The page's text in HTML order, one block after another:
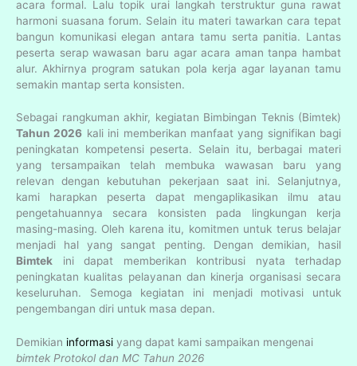
acara formal. Lalu topik urai langkah terstruktur guna rawat
harmoni suasana forum. Selain itu materi tawarkan cara tepat
bangun komunikasi elegan antara tamu serta panitia. Lantas
peserta serap wawasan baru agar acara aman tanpa hambat
alur. Akhirnya program satukan pola kerja agar layanan tamu
semakin mantap serta konsisten.
Sebagai rangkuman akhir, kegiatan Bimbingan Teknis (Bimtek)
Tahun 2026 kali ini memberikan manfaat yang signifikan bagi
peningkatan kompetensi peserta. Selain itu, berbagai materi
yang tersampaikan telah membuka wawasan baru yang
relevan dengan kebutuhan pekerjaan saat ini. Selanjutnya,
kami harapkan peserta dapat mengaplikasikan ilmu atau
pengetahuannya secara konsisten pada lingkungan kerja
masing-masing. Oleh karena itu, komitmen untuk terus belajar
menjadi hal yang sangat penting. Dengan demikian, hasil
Bimtek ini dapat memberikan kontribusi nyata terhadap
peningkatan kualitas pelayanan dan kinerja organisasi secara
keseluruhan. Semoga kegiatan ini menjadi motivasi untuk
pengembangan diri untuk masa depan.
Demikian informasi yang dapat kami sampaikan mengenai
bimtek Protokol dan MC Tahun 2026